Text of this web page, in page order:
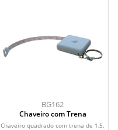
BG162
Chaveiro com Trena
Chaveiro quadrado com trena de 1,5.